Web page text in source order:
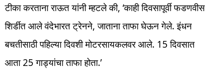
टीका करताना राऊत यांनी म्हटले की, ‘काही दिवसापूर्वी फडणवीस
शिर्डीत आले वंदेभारत ट्रेनने, जाताना ताफा घेऊन गेले. इंधन
बचतीसाठी पहिल्या दिवशी मोटरसायकलवर आले. 15 दिवसात
आता 25 गाड्यांचा ताफा होता.’